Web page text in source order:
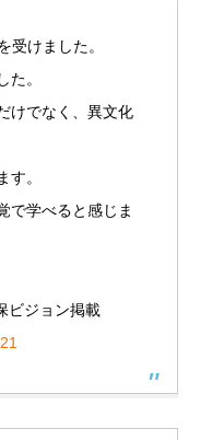
受けました。
た。
けでなく、異文化
す。
で学べると感じま
ビジョン掲載